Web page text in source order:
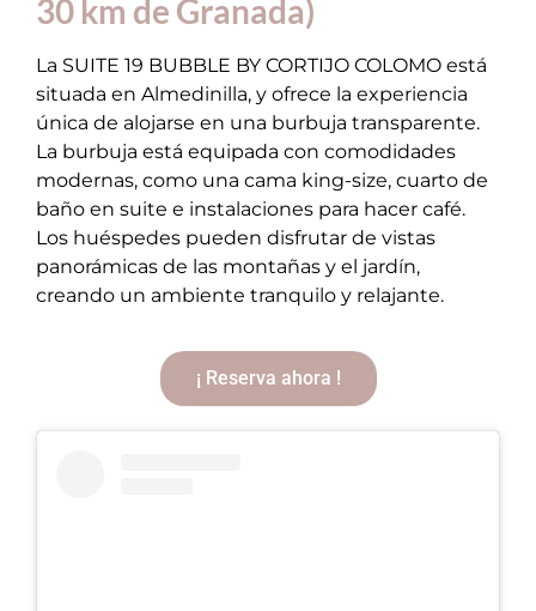
30 km de Granada)
La SUITE 19 BUBBLE BY CORTIJO COLOMO está
situada en Almedinilla, y ofrece la experiencia
única de alojarse en una burbuja transparente.
La burbuja está equipada con comodidades
modernas, como una cama king-size, cuarto de
baño en suite e instalaciones para hacer café.
Los huéspedes pueden disfrutar de vistas
panorámicas de las montañas y el jardín,
creando un ambiente tranquilo y relajante.
¡ Reserva ahora !